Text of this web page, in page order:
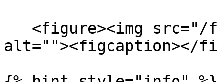
alt=""><figcaption></